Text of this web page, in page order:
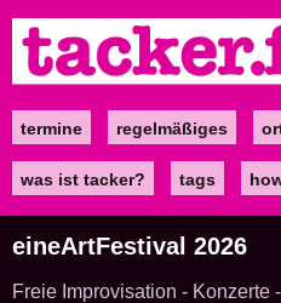
zum
Inhalt
Maintermine regelmäßiges
was ist tacker? tags
eineArtFestival 2026
Freie Improvisation - Konzerte